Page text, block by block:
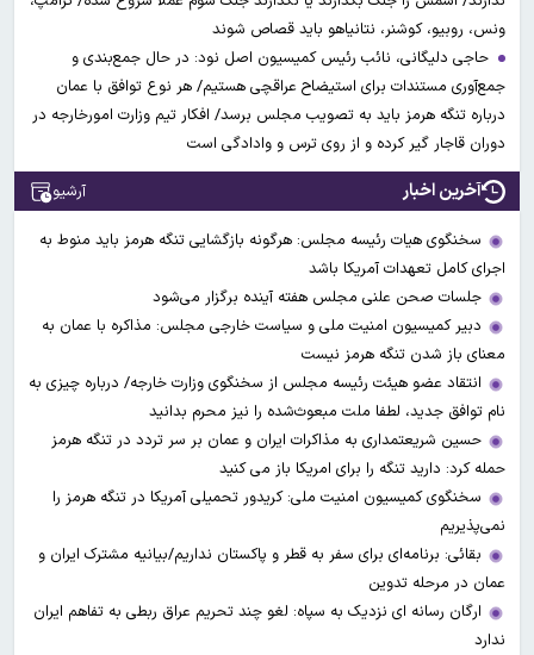
ونس، روبیو، کوشنر، نتانیاهو باید قصاص شوند
حاجی دلیگانی، نائب رئیس کمیسیون اصل نود: در حال جمع‌بندی و
جمع‌آوری مستندات برای استیضاح عراقچی هستیم/ هر نوع توافق با عمان
درباره تنگه هرمز باید به تصویب مجلس برسد/ افکار تیم وزارت امورخارجه در
دوران قاجار گیر کرده و از روی ترس و وادادگی است
آخرین اخبار آرشیو
سخنگوی هیات رئیسه مجلس: هرگونه بازگشایی تنگه هرمز باید منوط به
اجرای کامل تعهدات آمریکا باشد
جلسات صحن علنی مجلس هفته آینده برگزار می‌شود
دبیر کمیسیون امنیت ملی و سیاست خارجی مجلس: مذاکره با عمان به
معنای باز شدن تنگه هرمز نیست
انتقاد عضو هیئت رئیسه مجلس از سخنگوی وزارت خارجه/ درباره چیزی به
نام توافق جدید، لطفا ملت مبعوث‌شده را نیز محرم بدانید
حسین شریعتمداری به مذاکرات ایران و عمان بر سر تردد در تنگه هرمز
حمله کرد: دارید تنگه را برای امریکا باز می کنید
سخنگوی کمیسیون امنیت ملی: کریدور تحمیلی آمریکا در تنگه هرمز را
نمی‌پذیریم
بقائی: برنامه‌ای برای سفر به قطر و پاکستان نداریم/بیانیه مشترک ایران و
عمان در مرحله تدوین
ارگان رسانه ای نزدیک به سپاه: لغو چند تحریم عراق ربطی به تفاهم ایران
ندارد